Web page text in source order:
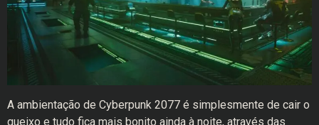
A ambientação de Cyberpunk 2077 é simplesmente de cair o
queixo e tudo fica mais bonito ainda à noite, através das